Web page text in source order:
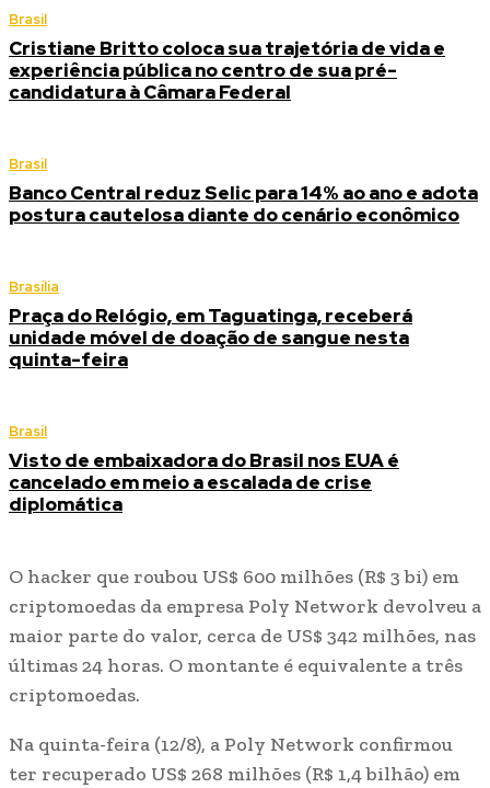
Brasil
Cristiane Britto coloca sua trajetória de vida e
experiência pública no centro de sua pré-
candidatura à Câmara Federal
Brasil
Banco Central reduz Selic para 14% ao ano e adota
postura cautelosa diante do cenário econômico
Brasília
Praça do Relógio, em Taguatinga, receberá
unidade móvel de doação de sangue nesta
quinta-feira
Brasil
Visto de embaixadora do Brasil nos EUA é
cancelado em meio a escalada de crise
diplomática
O hacker que roubou US$ 600 milhões (R$ 3 bi) em
criptomoedas da empresa Poly Network devolveu a
maior parte do valor, cerca de US$ 342 milhões, nas
últimas 24 horas. O montante é equivalente a três
criptomoedas.
Na quinta-feira (12/8), a Poly Network confirmou
ter recuperado US$ 268 milhões (R$ 1,4 bilhão) em